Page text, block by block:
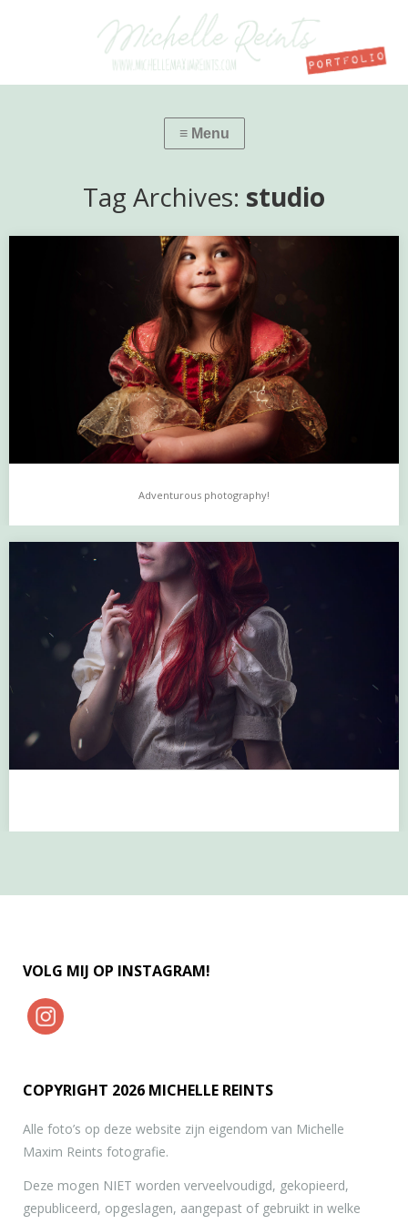
Tag Archives: studio
Adventurous photography!
Hallo en wees welkom in mijn fotostudio te Rijkevoort!Een lang
gekoesterde droom is uitgekomen en mijn…
Adventurous photography!
VOLG MIJ OP INSTAGRAM!
COPYRIGHT 2026 MICHELLE REINTS
Alle foto’s op deze website zijn eigendom van Michelle
Maxim Reints fotografie.
Deze mogen NIET worden verveelvoudigd, gekopieerd,
gepubliceerd, opgeslagen, aangepast of gebruikt in welke